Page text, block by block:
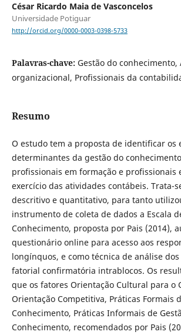
César Ricardo Maia de Vasconcelos
Universidade Potiguar
http://orcid.org/0000-0003-0398-5733
Palavras-chave: Gestão do
organizacional, Profissionais da
Resumo
O estudo tem a proposta de identificar os
determinantes da gestão do
profissionais em formação e profissionais
exercício das atividades contábeis. Trata-
descritivo e quantitativo, para tanto
instrumento de coleta de dados a Escala
Conhecimento, proposta por Pais (2014),
questionário online para acesso aos
longínquos, e como técnica de análise
fatorial confirmatória intrablocos. Os
que os fatores Orientação Cultural para o
Orientação Competitiva, Práticas Formais
Conhecimento, Práticas Informais de
Conhecimento, recomendados por Pais